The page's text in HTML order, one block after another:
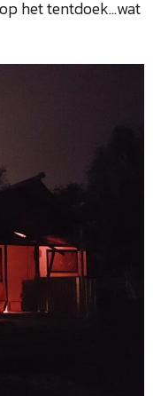
het tentdoek…wat